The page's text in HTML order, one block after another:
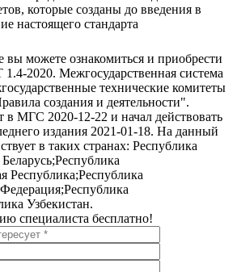
которые созданы до введения в
настоящего стандарта
вы можете ознакомиться и приобрести
2020. Межгосударственная система
технические комитеты
создания и деятельности".
МГС 2020-12-22 и начал действовать
издания 2021-01-18. На данный
в таких странах: Республика
Республика;Республика
Узбекистан.
специалиста бесплатно!